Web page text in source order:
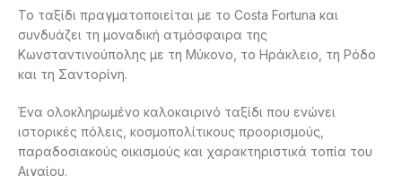
Το ταξίδι πραγματοποιείται με το Costa Fortuna και
συνδυάζει τη μοναδική ατμόσφαιρα της
Κωνσταντινούπολης με τη Μύκονο, το Ηράκλειο, τη Ρόδο
και τη Σαντορίνη.
Ένα ολοκληρωμένο καλοκαιρινό ταξίδι που ενώνει
ιστορικές πόλεις, κοσμοπολίτικους προορισμούς,
παραδοσιακούς οικισμούς και χαρακτηριστικά τοπία του
Αιγαίου.